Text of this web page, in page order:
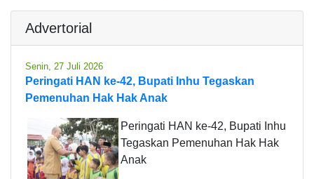
Advertorial
Senin, 27 Juli 2026
Peringati HAN ke-42, Bupati Inhu Tegaskan
Pemenuhan Hak Hak Anak
Peringati HAN ke-42, Bupati Inhu
Tegaskan Pemenuhan Hak Hak
Anak